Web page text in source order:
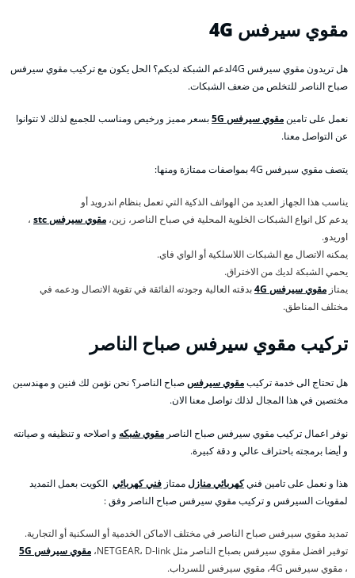
مقوي سيرفس 4 G
هل تريدون مقوي سيرفس 4Gلدعم الشبكة لديكم؟ الحل يكون مع تركيب مقوي سيرفس
صباح الناصر للتخلص من ضعف الشبكات.
نعمل على تامينمقوي سيرفس 5G
بسعر مميز ورخيص ومناسب للجميع لذلك لا تتوانوا
عن التواصل معنا.
يتصف مقوي سيرفس 4G بمواصفات ممتازة ومنها:
يناسب هذا الجهاز العديد من الهواتف الذكية التي تعمل بنظام اندرويد أو
يدعم كل انواع الشبكات الخلوية المحلية في صباح الناصر، زين، مقوي سيرفس stc
،
اوريدو.
يمكنه الاتصال مع الشبكات اللاسلكية أو الواي فاي.
يحمي الشبكة لديك من الاختراق.
يمتاز مقوي سيرفس 4G
بدقته العالية وجودته الفائقة في تقوية الاتصال ودعمه في
مختلف المناطق.
تركيب مقوي سيرفس صباح الناصر
هل تحتاج الى خدمة تركيبمقوي سيرفسصباح الناصر؟ نحن نؤمن لك فنين و مهندسين
مختصين في هذا المجال لذلك تواصل معنا الان.
نوفر اعمال تركيب مقوي سيرفس صباح الناصر مقوي شبكه و اصلاحه و تنظيفه و صيانته
و أيضا برمجته باحتراف عالي و دقة كبيرة.
هذا و نعمل على تامين فنيكهربائي منازلممتاز فني كهربائي الكويت بعمل التمديد
لمقويات السيرفس و تركيب مقوي سيرفس صباح الناصر وفق :
تمديد مقوي سيرفس صباح الناصر في مختلف الاماكن الخدمية أو السكنية أو التجارية.
توفير افضل مقوي سيرفس بصباح الناصر مثل NETGEAR، D-link،
مقوي سيرفس 5G
، مقوي سيرفس 4G، مقوي سيرفس للسرداب.